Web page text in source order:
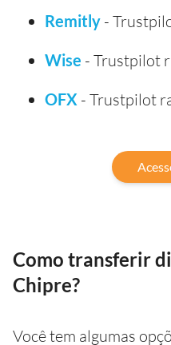
Remitly -
Wise - Trustpilot
OFX - Trustpilot
Como transferir
Chipre?
Você tem algumas